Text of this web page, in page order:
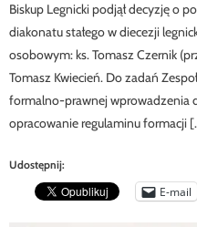
Biskup Legnicki podjął decyzję o
diakonatu stałego w diecezji
osobowym: ks. Tomasz Czernik
Tomasz Kwiecień. Do zadań
formalno-prawnej wprowadzenia
opracowanie regulaminu formacji
Udostępnij:
E-mail